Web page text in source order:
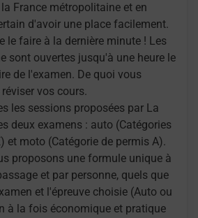
France métropolitaine et en
d'avoir une place facilement.
le faire à la dernière minute ! Les
sont ouvertes jusqu'à une heure le
de l'examen. De quoi vous
vos cours.
les sessions proposées par La
deux examens : auto (Catégories
et moto (Catégorie de permis A).
proposons une formule unique à
et par personne, quels que
et l'épreuve choisie (Auto ou
à la fois économique et pratique